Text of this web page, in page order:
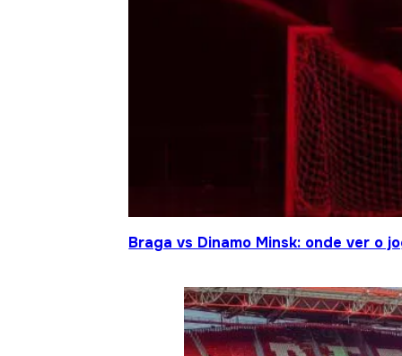
Braga vs Dinamo Minsk: onde ver o